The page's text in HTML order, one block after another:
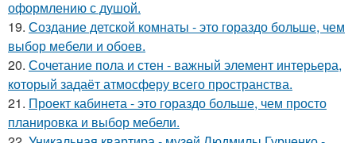
оформлению с душой.
19. Создание детской комнаты - это гораздо больше, чем
выбор мебели и обоев.
20. Сочетание пола и стен - важный элемент интерьера,
который задаёт атмосферу всего пространства.
21. Проект кабинета - это гораздо больше, чем просто
планировка и выбор мебели.